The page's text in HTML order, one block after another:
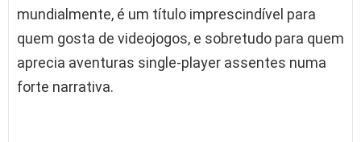
mundialmente, é um título imprescindível para
quem gosta de videojogos, e sobretudo para quem
aprecia aventuras single-player assentes numa
forte narrativa.